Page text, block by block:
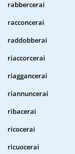
rabbercerai
racconcerai
raddobberai
riaccorcerai
riaggancerai
riannuncerai
ribacerai
ricocerai
ricuocerai